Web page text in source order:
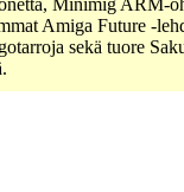
Minimig ARM-
Amiga Future -
sekä tuore